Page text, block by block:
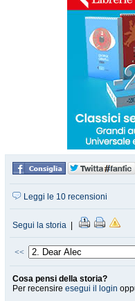
Leggi le 10 recensioni
Segui la storia
<<
Cosa pensi della storia?
Per recensire esegui il login